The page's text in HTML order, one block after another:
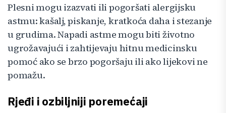
Plesni mogu izazvati ili pogoršati alergijsku
astmu: kašalj, piskanje, kratkoća daha i stezanje
u grudima. Napadi astme mogu biti životno
ugrožavajući i zahtijevaju hitnu medicinsku
pomoć ako se brzo pogoršaju ili ako lijekovi ne
pomažu.
Rjeđi i ozbiljniji poremećaji